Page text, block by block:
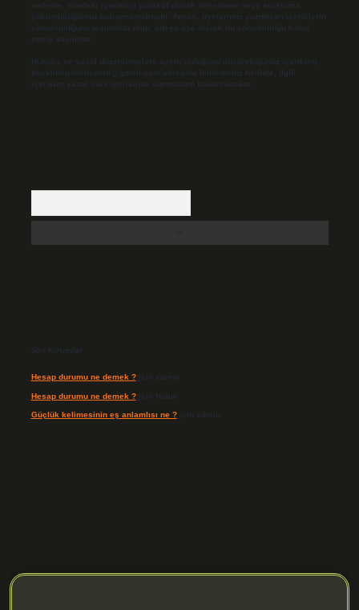
nedenle, sitedeki içerikleri proaktif olarak denetleme veya araştırma
yükümlülüğümüz bulunmamaktadır. Ancak, üyelerimiz yazdıkları içeriklerin
sorumluluğunu taşımakta olup, siteye üye olarak bu sorumluluğu kabul
etmiş sayılırlar.
Hukuka ve yasal düzenlemelere aykırı olduğunu düşündüğünüz içerikleri,
backlinkpanelicomtr@gmail.com adresine bildirmeniz halinde, ilgili
içerikler yasal süre içerisinde sitemizden kaldırılacaktır.
Son Yorumlar
Hesap durumu ne demek ?için admin
Hesap durumu ne demek ?için Haluk
Güçlük kelimesinin eş anlamlısı ne ?için admin